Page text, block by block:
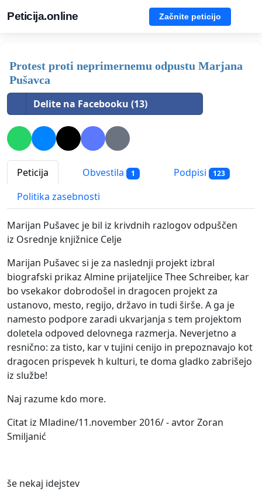
Peticija.online Začnite peticijo
Protest proti neprimernemu odpustu Marjana
Pušavca
Delite na Facebooku (13)
Peticija Obvestila 1 Podpisi 123
Politika zasebnosti
Marijan Pušavec je bil iz krivdnih razlogov odpuščen
iz Osrednje knjižnice Celje
Marijan Pušavec si je za naslednji projekt izbral
biografski prikaz Almine prijateljice Thee Schreiber, kar
bo vsekakor dobrodošel in dragocen projekt za
ustanovo, mesto, regijo, državo in tudi širše. A ga je
namesto podpore zaradi ukvarjanja s tem projektom
doletela odpoved delovnega razmerja. Neverjetno a
resnično: za tisto, kar v tujini cenijo in prepoznavajo kot
dragocen prispevek h kulturi, te doma gladko zabrišejo
iz službe!
Naj razume kdo more.
Citat iz Mladine/11.november 2016/ - avtor Zoran
Smiljanić
še nekaj idejstev